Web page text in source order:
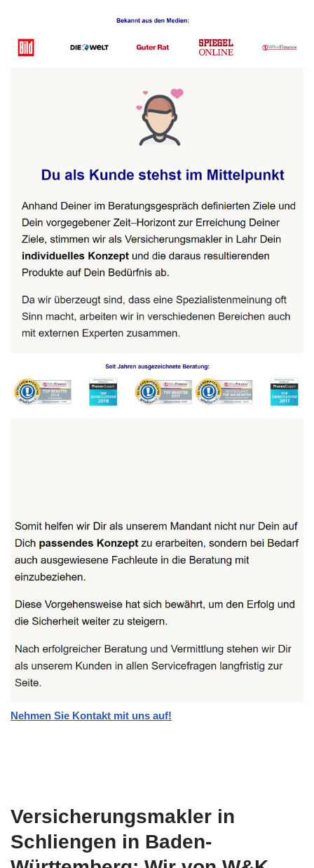
Nehmen Sie Kontakt mit uns auf!
Versicherungsmakler in
Schliengen in Baden-